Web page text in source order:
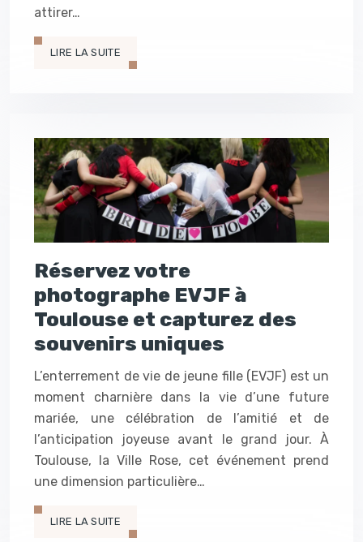
attirer…
LIRE LA SUITE
Réservez votre
photographe EVJF à
Toulouse et capturez des
souvenirs uniques
L’enterrement de vie de jeune fille (EVJF) est un
moment charnière dans la vie d’une future
mariée, une célébration de l’amitié et de
l’anticipation joyeuse avant le grand jour. À
Toulouse, la Ville Rose, cet événement prend
une dimension particulière…
LIRE LA SUITE